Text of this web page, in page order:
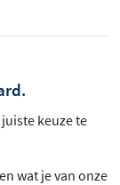
keuze te
wat je van onze